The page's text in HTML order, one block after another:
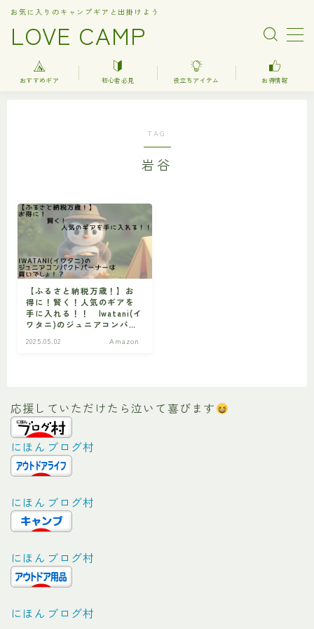
LOVE CAMP
お気に入りのキャンプギアと出掛けよう
調理器具関連（kitchenware）
車中泊
お得情報
楽天お得情報
ビギナー 初心者の方へ
おすすめギア 初心者必見 役立ちアイテム お得情報
TAG
岩谷
【ふるさと納税万歳！】お
得に！賢く！人気のギアを
手に入れる！！ Iwatani(イ
ワタニ)のジュニアコンパク
ょ！？
2025.05.02 Amazon
応援していただけたら泣いて喜びます
にほんブログ村
にほんブログ村
にほんブログ村
にほんブログ村